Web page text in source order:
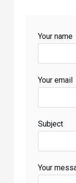
Your name
Your email
Subject
Your